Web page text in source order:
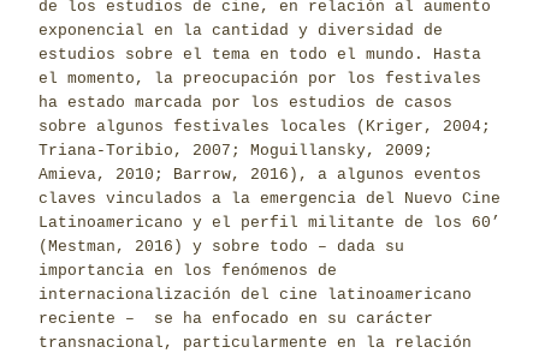
de los estudios de cine, en relación al aumento
exponencial en la cantidad y diversidad de
estudios sobre el tema en todo el mundo. Hasta
el momento, la preocupación por los festivales
ha estado marcada por los estudios de casos
sobre algunos festivales locales (Kriger, 2004;
Triana-Toribio, 2007; Moguillansky, 2009;
Amieva, 2010; Barrow, 2016), a algunos eventos
claves vinculados a la emergencia del Nuevo Cine
Latinoamericano y el perfil militante de los 60’
(Mestman, 2016) y sobre todo – dada su
importancia en los fenómenos de
internacionalización del cine latinoamericano
reciente – se ha enfocado en su carácter
transnacional, particularmente en la relación